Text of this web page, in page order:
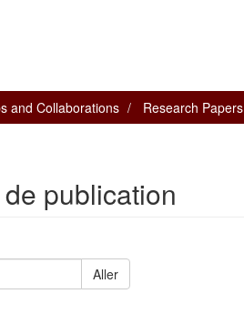
and Collaborations Research Papers
publication
Aller